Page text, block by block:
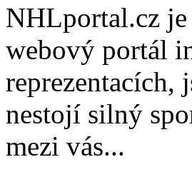
NHLportal.cz
webový portál
reprezentacích,
nestojí silný
mezi vás...